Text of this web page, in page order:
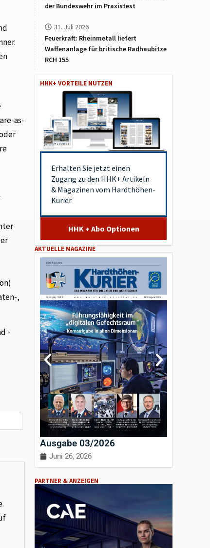
as-
,
-
der Bundeswehr im Praxistest
31. Juli 2026
Feuerkraft: Rheinmetall liefert
Waffenanlage für britische Radhaubitze
RCH 155
HHK+ VORTEILE NUTZEN
Erhalten Sie jetzt einen
Zugang zu den HHK+ Artikeln
& Magazinen vom Hardthöhen-
Kurier
HHK + Abo Optionen
AKTUELLE MAGAZINE
Ausgabe 03/2026
Juni 26, 2026
PARTNER & ANZEIGEN